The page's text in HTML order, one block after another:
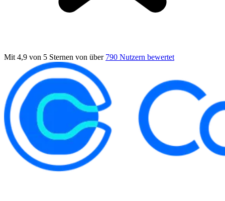
Mit 4,9 von 5 Sternen von über 790 Nutzern bewertet